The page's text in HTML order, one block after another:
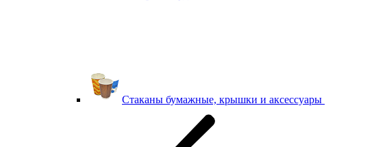
Стаканы бумажные, крышки и аксессуары